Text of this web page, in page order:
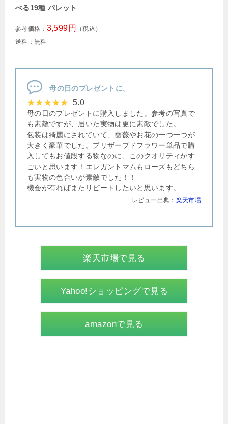
べる19種 パレット
参考価格： 3,599円
（税込）
送料：無料
母の日のプレゼントに。
5.0
母の日のプレゼントに購入しました。参考の写真で
も素敵ですが、届いた実物は更に素敵でした。
包装は綺麗にされていて、薔薇やお花の一つ一つが
大きく豪華でした。プリザーブドフラワー単品で購
入してもお値段する物なのに、このクオリティがす
ごいと思います！エレガントマムもローズもどちら
も実物の色合いが素敵でした！！
機会が有ればまたリピートしたいと思います。
レビュー出典： 楽天市場
楽天市場で見る
Yahoo!ショッピングで見る
amazonで見る